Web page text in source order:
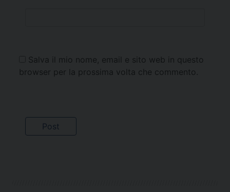
Salva il mio nome, email e sito web in questo
browser per la prossima volta che commento.